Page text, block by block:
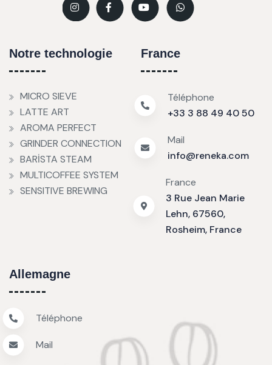
Notre technologie
MICRO SIEVE
LATTE ART
AROMA PERFECT
GRINDER CONNECTION
BARİSTA STEAM
MULTICOFFEE SYSTEM
SENSITIVE BREWING
France
Téléphone
+33 3 88 49 40 50
Mail
info@reneka.com
France
3 Rue Jean Marie
Lehn, 67560,
Rosheim, France
Allemagne
Téléphone
Mail